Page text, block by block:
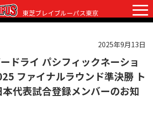
東芝ブレイブルーパス東京
グッズ ファンクラブ 観戦ガイド
2025年9月13日
ドライ パシフィックネーショ
ファイナルラウンド準決勝 ト
代表試合登録メンバーのお知